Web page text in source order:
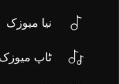
نیا میوزک
ٹاپ میوزک